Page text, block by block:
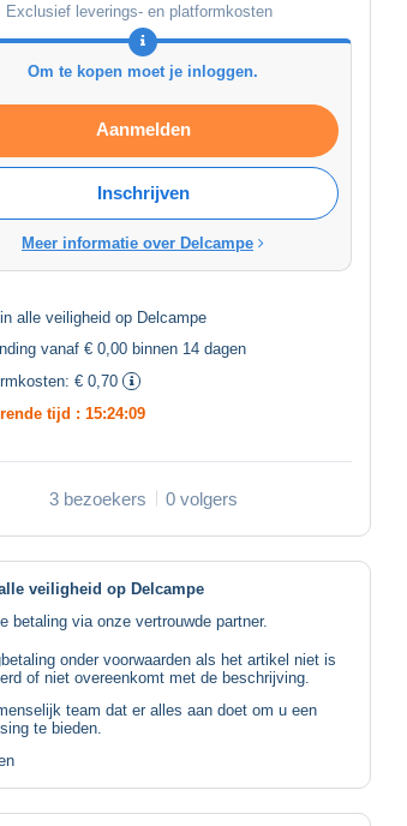
Exclusief leverings- en platformkosten
Om te kopen moet je inloggen.
Aanmelden
Inschrijven
Meer informatie over Delcampe
alle veiligheid op Delcampe
vanaf € 0,00 binnen 14 dagen
€ 0,70
tijd : 15:24:09
3 bezoekers 0 volgers
veiligheid op Delcampe
betaling via onze vertrouwde partner.
onder voorwaarden als het artikel niet is
of niet overeenkomt met de beschrijving.
team dat er alles aan doet om u een
te bieden.